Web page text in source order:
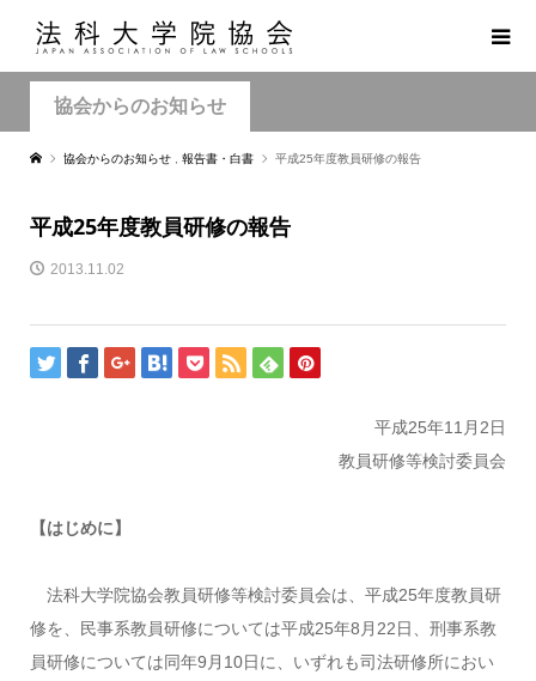
協会からのお知らせ
協会からのお知らせ 報告書・白書 平成25年度教員研修の報告
平成25年度教員研修の報告
2013.11.02
平成25年11月2日
教員研修等検討委員会
【はじめに】
法科大学院協会教員研修等検討委員会は、平成25年度教員研
修を、民事系教員研修については平成25年8月22日、刑事系教
員研修については同年9月10日に、いずれも司法研修所におい